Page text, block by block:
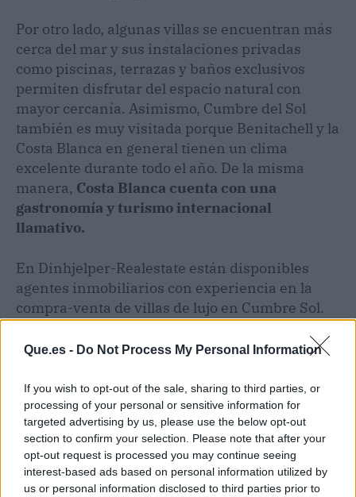
Que.es - Do Not Process My Personal Information
If you wish to opt-out of the sale, sharing to third parties, or
processing of your personal or sensitive information for
targeted advertising by us, please use the below opt-out
section to confirm your selection. Please note that after your
opt-out request is processed you may continue seeing
interest-based ads based on personal information utilized by
us or personal information disclosed to third parties prior to
Por otro lado, algunas villas se encuentran más
cerca del mar y sus instalaciones privadas
como piscinas, terrazas y baños exclusivos
permiten disfrutar del espacio natural con
mayor cercanía. Asimismo, Cumbre del Sol
también es muy visitada porque Benitachell y la
Costa Blanca en general tienen un clima
excelente durante todo el año. De la misma
manera, Costa Blanca cuenta con una
gastronomía y turismo internacional
llamativo.
En Dinhjelper-Realestate están disponibles
agentes inmobiliarios con experiencia en la
compra-venta de villas de lujo en Cumbre Sol.
obtención de propiedades exclusivas que
expectativas a corto y largo plazo.